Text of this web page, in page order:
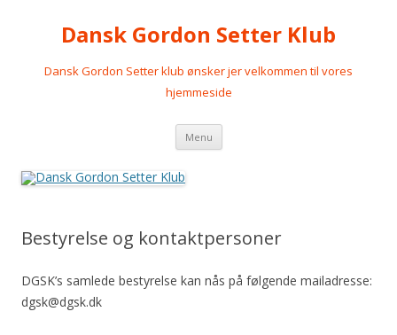
Dansk Gordon Setter Klub
Dansk Gordon Setter klub ønsker jer velkommen til vores
hjemmeside
Menu Videre
indhold
Bestyrelse og kontaktpersoner
DGSK’s samlede bestyrelse kan nås på følgende mailadresse:
dgsk@dgsk.dk